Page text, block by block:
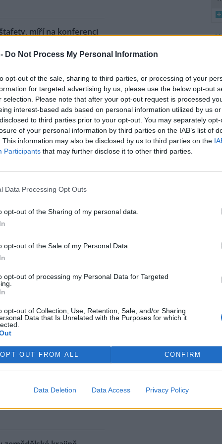
Do Not Process My Personal Information
opt-out of the sale, sharing to third parties, or processing of your
for targeted advertising by us, please use the below opt-out
selection. Please note that after your opt-out request is processed
interest-based ads based on personal information utilized by us
to third parties prior to your opt-out. You may separately
of your personal information by third parties on the IAB’s list of
This information may also be disclosed by us to third parties on the
Participants that may further disclose it to other third parties.
Data Processing Opt Outs
opt-out of the Sharing of my personal data.
opt-out of the Sale of my Personal Data.
opt-out of processing my Personal Data for Targeted
opt-out of Collection, Use, Retention, Sale, and/or Sharing
Data that Is Unrelated with the Purposes for which it
OPT OUT FROM ALL CONFIRM
Data Deletion Data Access Privacy Policy
míří na konferenci
cyklistické štafety COP
Účastníci vyrazili z
Belému, kde se konala
konference smluvních
národů (OSN) o změně
se v listopadu uskuteční 31.
konferencideset návrhůna
necelé tři dny. Včera
hl. m. Prahy Jana
velká ropná skvrna z
přírodní rezervaci v
v jejíž blízkosti se rozšířila
níž panuje podezření, že
na sdělení
nevládní organizace
řeky minimální průtoky
)
srážek je téměř ve
jihočeských řekách historicky
v rovinatých oblastech,